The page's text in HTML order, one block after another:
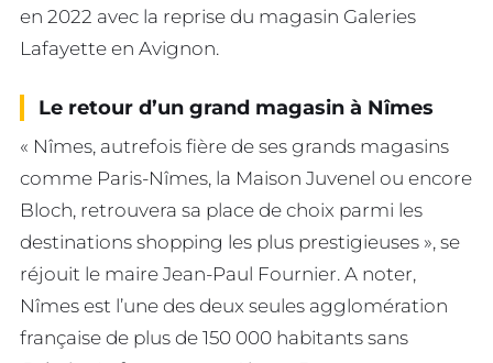
en 2022 avec la reprise du magasin Galeries
Lafayette en Avignon.
Le retour d’un grand magasin à Nîmes
« Nîmes, autrefois fière de ses grands magasins
comme Paris-Nîmes, la Maison Juvenel ou encore
Bloch, retrouvera sa place de choix parmi les
destinations shopping les plus prestigieuses », se
réjouit le maire Jean-Paul Fournier. A noter,
Nîmes est l’une des deux seules agglomération
française de plus de 150 000 habitants sans